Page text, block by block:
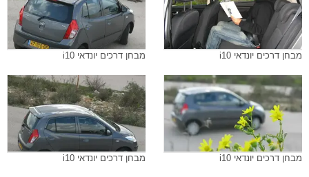
מבחן דרכים יונדאי i10 מבחן דרכים יונדאי i10
מבחן דרכים יונדאי i10 מבחן דרכים יונדאי i10